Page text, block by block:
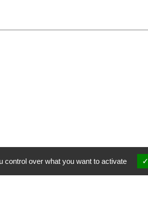
control over what you want to activate